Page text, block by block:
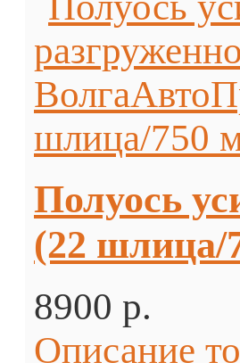
Полуось
(22 шлица/
8900 p.
Описание